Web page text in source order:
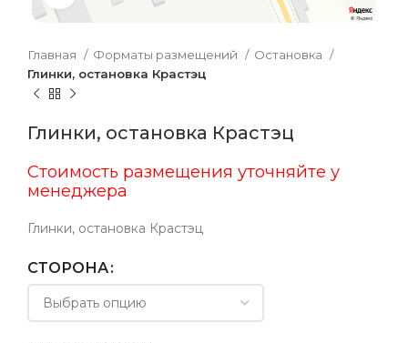
Главная Форматы размещений
Остановка
Глинки, остановка Крастэц
Глинки, остановка Крастэц
Стоимость размещения уточняйте у
менеджера
Глинки, остановка Крастэц
СТОРОНА